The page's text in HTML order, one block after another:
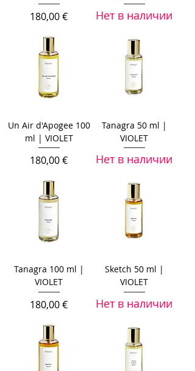
Цена
180,00 € Нет в наличии
Un Air d'Apogee 100
ml | VIOLET
Цена
180,00 €
Tanagra 50 ml |
VIOLET
Нет в наличии
Tanagra 100 ml |
VIOLET
Цена
180,00 €
Sketch 50 ml |
VIOLET
Нет в наличии